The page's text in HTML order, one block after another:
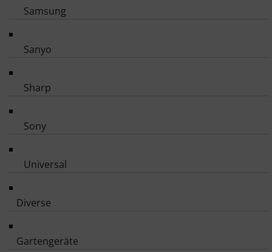
Samsung
Sanyo
Sharp
Sony
Universal
Diverse
Gartengeräte